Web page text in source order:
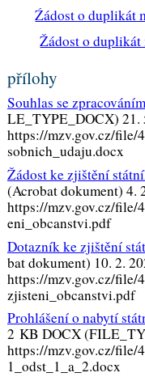
Źádost o duplikát
Žádost o
přílohy
Souhlas se
LE_TYPE_DOCX) 21.
https://mzv.gov.cz/file/
sobnich_udaju.docx
Žádost ke zjištění
(Acrobat dokument) 4.
https://mzv.gov.cz/file/
eni_obcanstvi.pdf
Dotazník ke zjištění
bat dokument) 10. 2.
https://mzv.gov.cz/file/
zjisteni_obcanstvi.pdf
Prohlášení o nabytí
2 KB DOCX
https://mzv.gov.cz/file/
1_odst_1_a_2.docx